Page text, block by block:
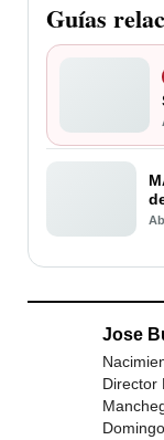
Guías
Jose
Director